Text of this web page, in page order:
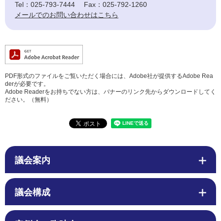
Tel：025-793-7444
Fax：025-792-1260
メールでのお問い合わせはこちら
PDF形式のファイルをご覧いただく場合には、Adobe社が提供するAdobe Rea
derが必要です。
Adobe Readerをお持ちでない方は、バナーのリンク先からダウンロードしてく
ださい。（無料）
議会案内
議会構成